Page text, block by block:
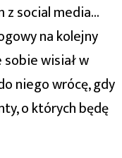
z social media…
na kolejny
wisiał w
niego wrócę, gdy
o których będę